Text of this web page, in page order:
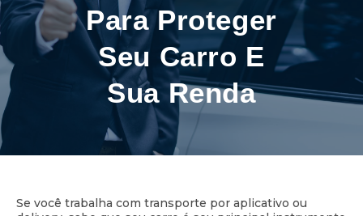
Para Proteger
Seu Carro E
Sua Renda
Se você trabalha com transporte por aplicativo ou